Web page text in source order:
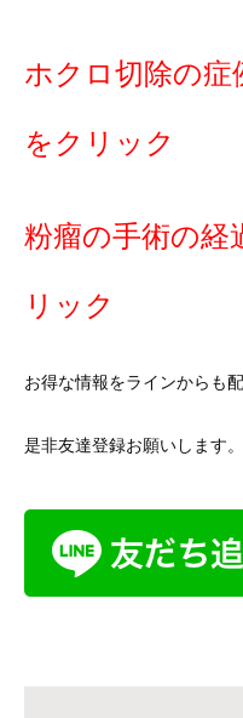
ホクロ切除の症
をクリック
粉瘤の手術の経
リック
お得な情報をラインからも
是非友達登録お願いします。